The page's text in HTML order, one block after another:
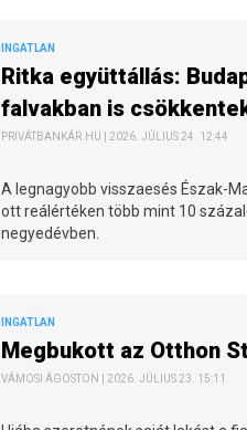
INGATLAN
Ritka együttállás:
falvakban is
PRIVÁTBANKÁR.HU | 2026. JÚLIUS 24. 12:44
A legnagyobb visszaesés Észak-
ott reálértéken több mint 10
negyedévben.
INGATLAN
Megbukott az Otthon
VÁMOSI ÁGOSTON | 2026. JÚLIUS 23. 15:11